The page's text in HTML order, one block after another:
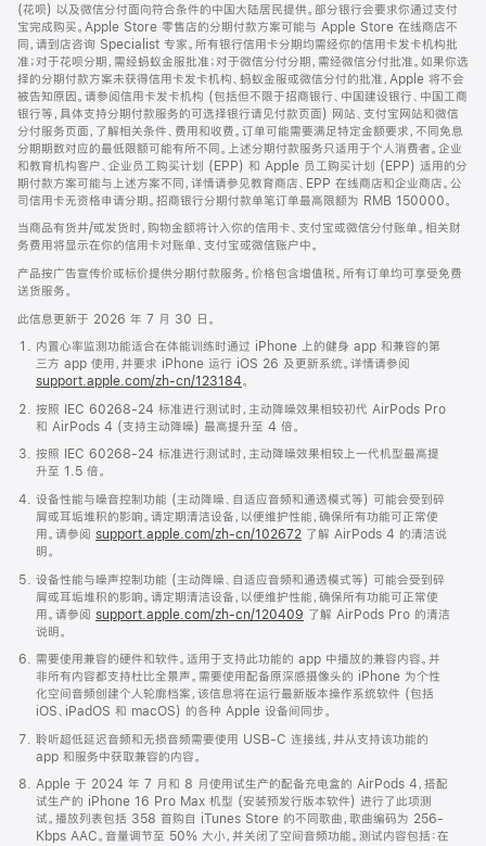
(花呗) 以及微信分付面向符合条件的中国大陆居民提供。部分银行会要求你通过支付
宝完成购买。Apple Store 零售店的分期付款方案可能与 Apple Store 在线商店不
同，请到店咨询 Specialist 专家。所有银行信用卡分期均需经你的信用卡发卡机构批
准；对于花呗分期，需经蚂蚁金服批准；对于微信分付分期，需经微信分付批准。如果你选
择的分期付款方案未获得信用卡发卡机构、蚂蚁金服或微信分付的批准，Apple 将不会
被告知原因。请参阅信用卡发卡机构 (包括但不限于招商银行、中国建设银行、中国工商
银行等，具体支持分期付款服务的可选择银行请见付款页面) 网站、支付宝网站和微信
分付服务页面，了解相关条件、费用和收费。订单可能需要满足特定金额要求，不同免息
分期期数对应的最低限额可能有所不同。上述分期付款服务只适用于个人消费者。企业
和教育机构客户、企业员工购买计划 (EPP) 和 Apple 员工购买计划 (EPP) 适用的分
期付款方案可能与上述方案不同，详情请参见教育商店、EPP 在线商店和企业商店。公
司信用卡无资格申请分期。招商银行分期付款单笔订单最高限额为 RMB 150000。
当商品有货并/或发货时，购物金额将计入你的信用卡、支付宝或微信分付账单。相关财
务费用将显示在你的信用卡对账单、支付宝或微信账户中。
产品按广告宣传价或标价提供分期付款服务。价格包含增值税。所有订单均可享受免费
送货服务。
此信息更新于 2026 年 7 月 30 日。
内置心率监测功能适合在体能训练时通过 iPhone 上的健身 app 和兼容的第
三方 app 使用，并要求 iPhone 运行 iOS 26 及更新系统。详情请参阅
support.apple.com/zh-cn/123184。
按照 IEC 60268-24 标准进行测试时，主动降噪效果相较初代 AirPods Pro
和 AirPods 4 (支持主动降噪) 最高提升至 4 倍。
按照 IEC 60268-24 标准进行测试时，主动降噪效果相较上一代机型最高提
升至 1.5 倍。
设备性能与噪音控制功能 (主动降噪、自适应音频和通透模式等) 可能会受到碎
屑或耳垢堆积的影响。请定期清洁设备，以便维护性能，确保所有功能可正常使
用。请参阅 support.apple.com/zh-cn/102672 了解 AirPods 4 的清洁说
明。
设备性能与噪声控制功能 (主动降噪、自适应音频和通透模式等) 可能会受到碎
屑或耳垢堆积的影响。请定期清洁设备，以便维护性能，确保所有功能可正常使
用。请参阅 support.apple.com/zh-cn/120409 了解 AirPods Pro 的清洁
说明。
需要使用兼容的硬件和软件。适用于支持此功能的 app 中播放的兼容内容。并
非所有内容都支持杜比全景声。需要使用配备原深感摄像头的 iPhone 为个性
化空间音频创建个人轮廓档案，该信息将在运行最新版本操作系统软件 (包括
iOS、iPadOS 和 macOS) 的各种 Apple 设备间同步。
聆听超低延迟音频和无损音频需要使用 USB-C 连接线，并从支持该功能的
app 和服务中获取兼容的内容。
Apple 于 2024 年 7 月和 8 月使用试生产的配备充电盒的 AirPods 4，搭配
试生产的 iPhone 16 Pro Max 机型 (安装预发行版本软件) 进行了此项测
试。播放列表包括 358 首购自 iTunes Store 的不同歌曲，歌曲编码为 256-
Kbps AAC。音量调节至 50% 大小，并关闭了空间音频功能。测试内容包括：在